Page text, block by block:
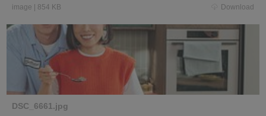
image 854 KB Download
DSC_6661.jpg